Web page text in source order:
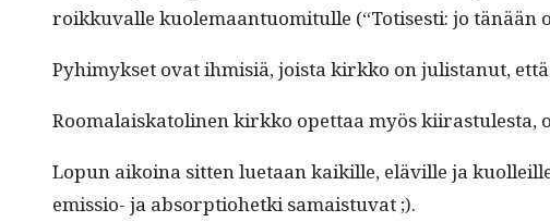
roikku­valle kuole­maan­tuomi­t­ulle (“Totis­es­ti: jo tänään
Pyhimyk­set ovat ihmisiä, joista kirkko on julis­tanut,
Rooma­laiska­to­li­nen kirkko opet­taa myös kiiras­tules­ta,
Lop­un aikoina sit­ten lue­taan kaikille, eläville ja
emis­sio- ja absorp­tio­het­ki samaistuvat ;).